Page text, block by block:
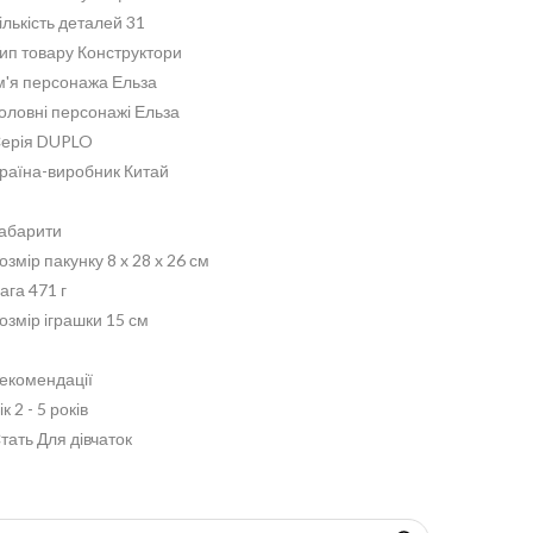
деталей 31
товару Конструктори
персонажа Ельза
персонажі Ельза
DUPLO
виробник Китай
пакунку 8 x 28 x 26 см
471 г
іграшки 15 см
2 - 5 років
Для дівчаток